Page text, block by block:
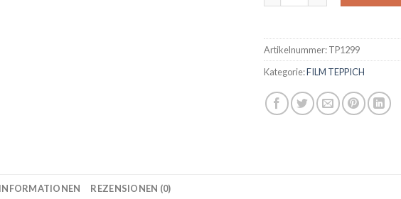
Artikelnummer:TP1299
Kategorie:FILM TEPPICH
REZENSIONEN (0)